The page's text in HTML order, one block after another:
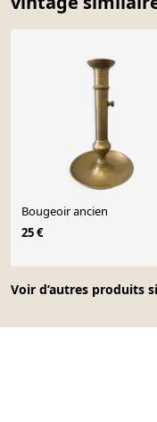
Voir d’autres produits
Bougeoir ancien
25 €